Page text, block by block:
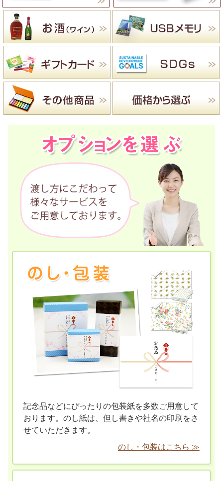
記念品などにぴったりの包装紙を多数ご用意して
おります。のし紙は、但し書きや社名の印刷をさ
せていただきます。
のし・包装はこちら ≫